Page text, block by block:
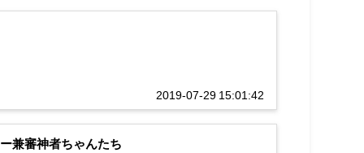
2019-07-29 15:01:42
兼審神者ちゃんたち